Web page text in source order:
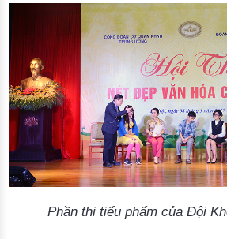
Phần thi tiểu phẩm của Đội